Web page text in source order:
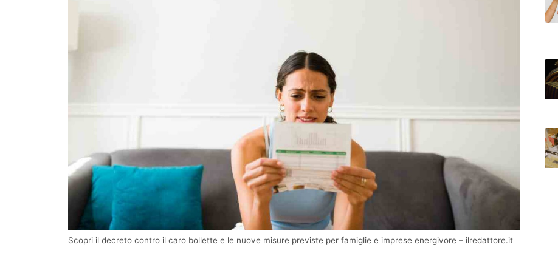
Scopri il decreto contro il caro bollette e le nuove misure previste per famiglie e imprese energivore – ilredattore.it